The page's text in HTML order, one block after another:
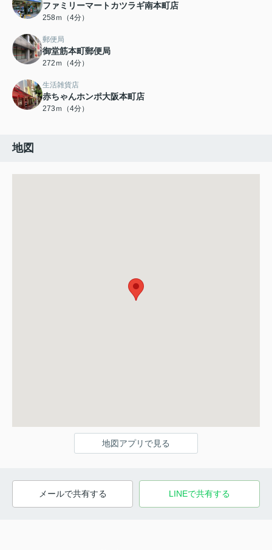
ファミリーマートカツラギ南本町店
258ｍ（4分）
郵便局
御堂筋本町郵便局
272ｍ（4分）
生活雑貨店
赤ちゃんホンポ大阪本町店
273ｍ（4分）
地図
地図アプリで見る
メールで共有する LINEで共有する